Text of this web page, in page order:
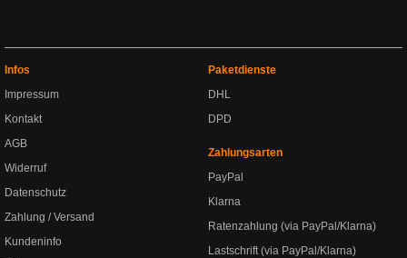
Infos
Impressum
Kontakt
AGB
Widerruf
Datenschutz
Zahlung / Versand
Kundeninfo
Paketdienste
DHL
DPD
Zahlungsarten
PayPal
Klarna
Ratenzahlung (via PayPal/Klarna)
Lastschrift (via PayPal/Klarna)